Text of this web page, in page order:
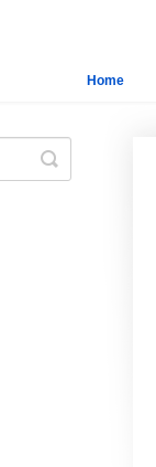
Home
Toggle
Search